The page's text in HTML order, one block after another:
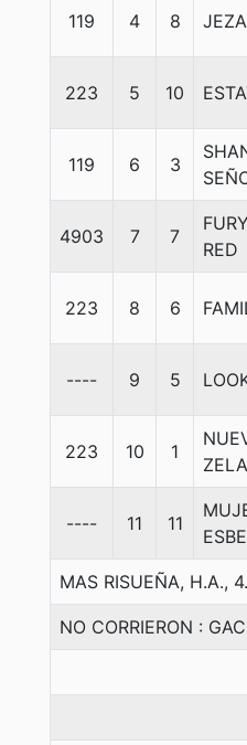
119 4 8
223 5 10
119 6 3
4903 7 7
RED
223 8 6
---- 9 5
223 10 1
---- 11 11
MAS RISUEÑA, H.A.,
NO CORRIERON :